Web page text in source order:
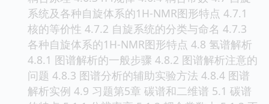
系统及各种自旋体系的1H-NMR图形特点 4.7.1
核的等价性 4.7.2 自旋系统的分类与命名 4.7.3
各种自旋体系的1H-NMR图形特点 4.8 氢谱解析
4.8.1 图谱解析的一般步骤 4.8.2 图谱解析注意的
问题 4.8.3 图谱分析的辅助实验方法 4.8.4 图谱
解析实例 4.9 习题第5章 碳谱和二维谱 5.1 碳谱